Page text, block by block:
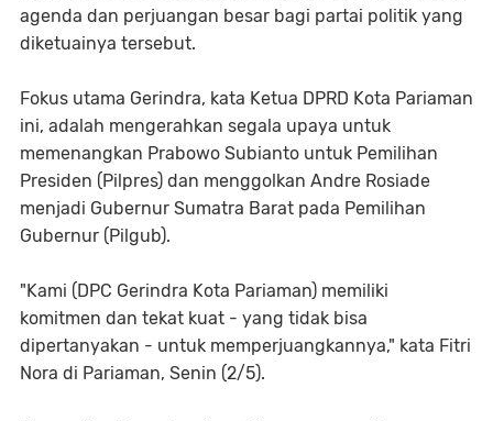
agenda dan perjuangan besar bagi partai politik yang
diketuainya tersebut.
Fokus utama Gerindra, kata Ketua DPRD Kota Pariaman
ini, adalah mengerahkan segala upaya untuk
memenangkan Prabowo Subianto untuk Pemilihan
Presiden (Pilpres) dan menggolkan Andre Rosiade
menjadi Gubernur Sumatra Barat pada Pemilihan
Gubernur (Pilgub).
"Kami (DPC Gerindra Kota Pariaman) memiliki
komitmen dan tekat kuat - yang tidak bisa
dipertanyakan - untuk memperjuangkannya," kata Fitri
Nora di Pariaman, Senin (2/5).